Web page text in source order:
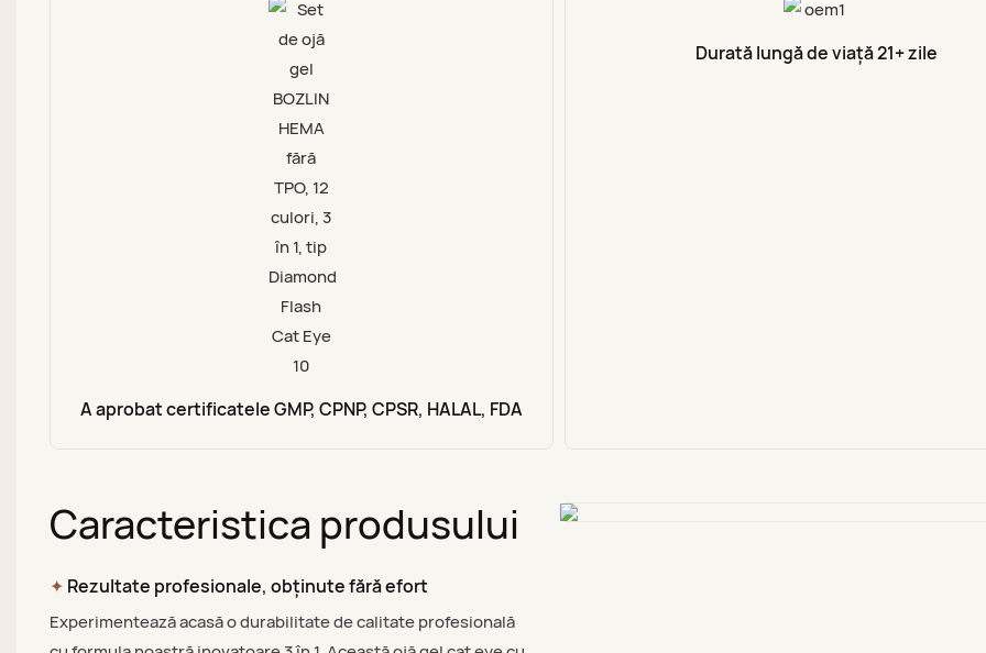
A aprobat certificatele GMP, CPNP, CPSR, HALAL, FDA
Durată lungă de viață 21+ zile
Caracteristica produsului
✦ Rezultate profesionale, obținute fără efort
Experimentează acasă o durabilitate de calitate profesională